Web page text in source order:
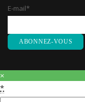
E-mail*
×
*